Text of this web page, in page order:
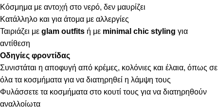
Κόσμημα με αντοχή στο νερό, δεν μαυρίζει
Κατάλληλο και για άτομα με αλλεργίες
Ταιριάζει με glam outfits ή με minimal chic styling για
αντίθεση
Οδηγίες φροντίδας
Συνιστάται η αποφυγή από κρέμες, κολόνιες και έλαια, όπως σε
όλα τα κοσμήματα για να διατηρηθεί η λάμψη τους
Φυλάσσετε τα κοσμήματα στο κουτί τους για να διατηρηθούν
αναλλοίωτα